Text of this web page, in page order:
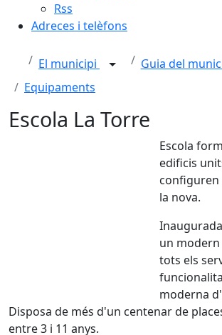
Rss
Adreces i telèfons
El municipi
Guia del
Equipaments
Escola La Torre
Escola
edificis
configuren
la nova.
un
tots els
moderna
Disposa de més d'un centenar de
entre 3 i 11 anys.